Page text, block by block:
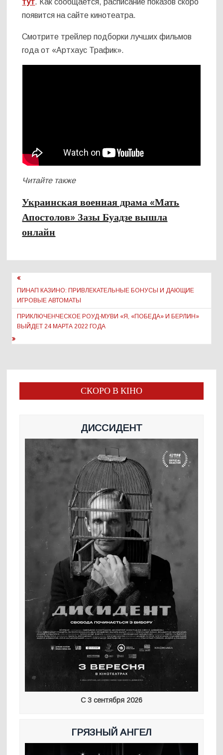
тут. Как сообщается, расписание показов скоро
появится на сайте кинотеатра.
Смотрите трейлер подборки лучших фильмов
года от «Артхаус Трафик».
Читайте также
Украинская военная драма «Мать
Апостолов» Зазы Буадзе вышла
онлайн
Навигация
по
записям
ПИНАП КАЗИНО: ПРИВЛЕКАТЕЛЬНЫЕ БОНУСЫ И ДАЮЩИЕ
ИГРОВЫЕ АВТОМАТЫ
ПРИКЛЮЧЕНЧЕСКОЕ РОУД-МУВИ «Я, «ПОБЕДА» И БЕРЛИН»
ВЫЙДЕТ 24 МАРТА 2022 ГОДА
СКОРО В КІНО
ДИССИДЕНТ
С 3 сентября 2026
ГРЯЗНЫЙ АНГЕЛ